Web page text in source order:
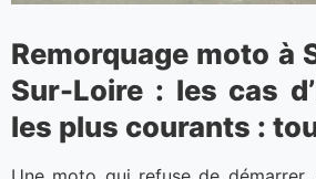
Remorquage moto à
Sur-Loire : les cas
les plus courants :